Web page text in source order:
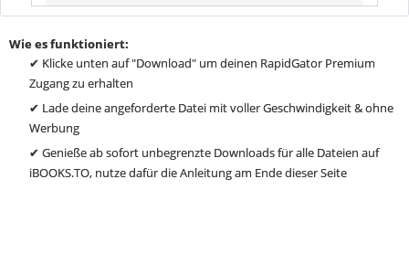
Wie es funktioniert:
✔ Klicke unten auf "Download" um deinen RapidGator Premium
Zugang zu erhalten
✔ Lade deine angeforderte Datei mit voller Geschwindigkeit & ohne
Werbung
✔ Genieße ab sofort unbegrenzte Downloads für alle Dateien auf
iBOOKS.TO, nutze dafür die Anleitung am Ende dieser Seite